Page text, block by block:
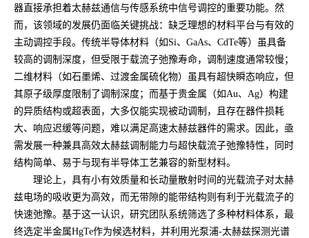
器直接承担着太赫兹通信与传感系统中信号调控的重要功能。然
而，该领域的发展仍面临关键挑战：缺乏理想的材料平台与有效的
主动调控手段。传统半导体材料（如Si、GaAs、CdTe等）虽具备
较高的调制深度，但受限于载流子弛豫寿命，调制速度通常较慢；
二维材料（如石墨烯、过渡金属硫化物）虽具有超快瞬态响应，但
其原子级厚度限制了调制深度；而基于贵金属（如Au、Ag）构建
的异质结构或超表面，大多仅能实现被动调制，且存在器件损耗
大、响应迟缓等问题，难以满足高速太赫兹器件的需求。因此，亟
需发展一种兼具高效太赫兹调制能力与超快载流子弛豫特性，同时
结构简单、易于与现有半导体工艺兼容的新型材料。
理论上，具有小有效质量和长动量散射时间的光载流子对太赫
兹电场的吸收更为高效，而无带隙的能带结构则有利于光载流子的
快速弛豫。基于这一认识，研究团队系统筛选了多种材料体系，最
终选定半金属HgTe作为候选材料，并利用光泵浦-太赫兹探测光谱